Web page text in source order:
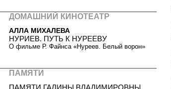
ДОМАШНИЙ КИНОТЕАТР
АЛЛА МИХАЛЕВА
НУРИЕВ. ПУТЬ К НУРЕЕВУ
О фильме Р. Файнса «Нуреев. Белый ворон»
ПАМЯТИ
ПАМЯТИ ГАЛИНЫ ВЛАДИМИРОВНЫ